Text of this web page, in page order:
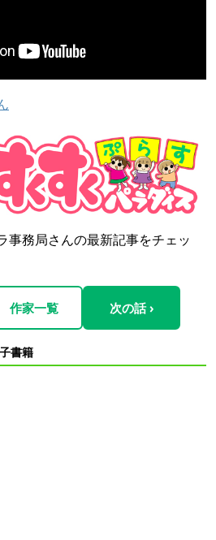
事務局さんの最新記事をチェッ
作家一覧 次の話 ›
書籍